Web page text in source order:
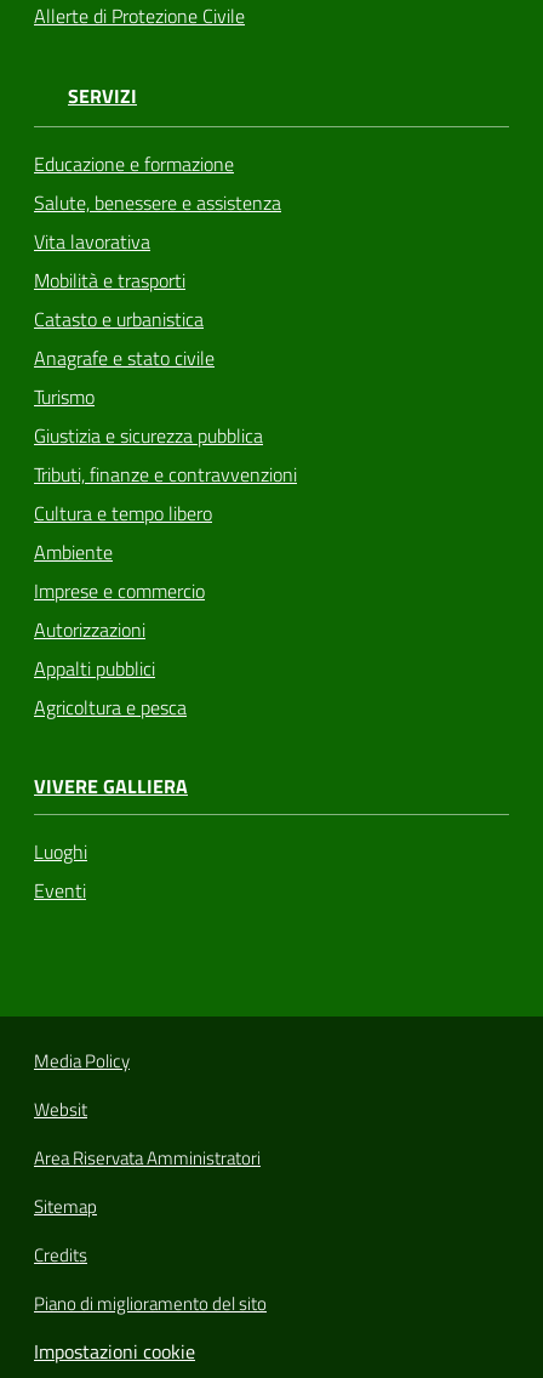
Allerte di Protezione Civile
SERVIZI
Educazione e formazione
Salute, benessere e assistenza
Vita lavorativa
Mobilità e trasporti
Catasto e urbanistica
Anagrafe e stato civile
Turismo
Giustizia e sicurezza pubblica
Tributi, finanze e contravvenzioni
Cultura e tempo libero
Ambiente
Imprese e commercio
Autorizzazioni
Appalti pubblici
Agricoltura e pesca
VIVERE GALLIERA
Luoghi
Eventi
Media Policy
Websit
Area Riservata Amministratori
Sitemap
Credits
Piano di miglioramento del sito
Impostazioni cookie